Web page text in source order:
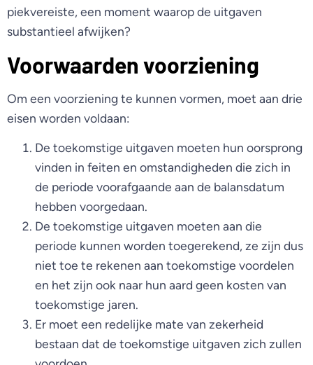
piekvereiste, een moment waarop de uitgaven
substantieel afwijken?
Voorwaarden voorziening
Om een voorziening te kunnen vormen, moet aan drie
eisen worden voldaan:
De toekomstige uitgaven moeten hun oorsprong
vinden in feiten en omstandigheden die zich in
de periode voorafgaande aan de balansdatum
hebben voorgedaan.
De toekomstige uitgaven moeten aan die
periode kunnen worden toegerekend, ze zijn dus
niet toe te rekenen aan toekomstige voordelen
en het zijn ook naar hun aard geen kosten van
toekomstige jaren.
Er moet een redelijke mate van zekerheid
bestaan dat de toekomstige uitgaven zich zullen